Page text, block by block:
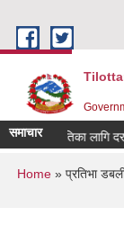
समाचार
सहमतिका लागि दरखास्त
You are
Home» प्रतिभा